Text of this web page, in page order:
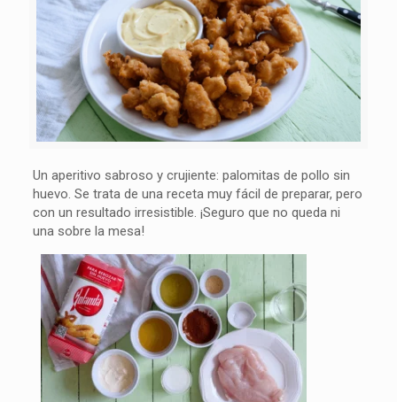
Un aperitivo sabroso y crujiente: palomitas de pollo sin
huevo. Se trata de una receta muy fácil de preparar, pero
con un resultado irresistible. ¡Seguro que no queda ni
una sobre la mesa!